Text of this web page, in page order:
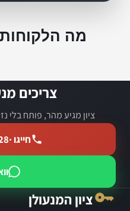
מה
צריכים
ציון מגיע מהר, פותח בלי
חייגו ·
ציון המנעולן